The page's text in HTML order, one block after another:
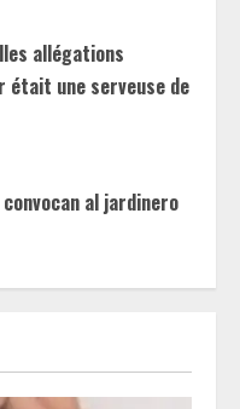
allégations
était une serveuse de
al jardinero